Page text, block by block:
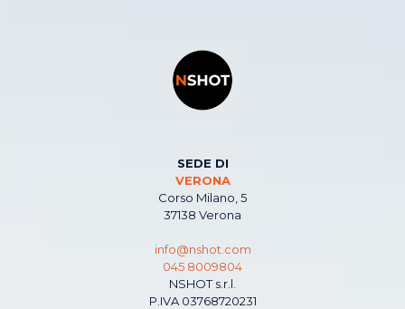
SEDE DI
VERONA
Corso Milano, 5
37138 Verona
info@nshot.com
045 8009804
NSHOT s.r.l.
P.IVA 03768720231